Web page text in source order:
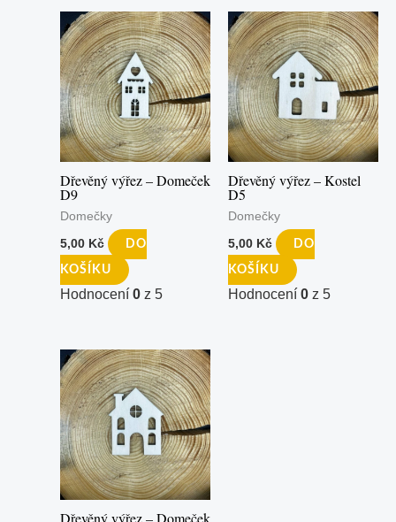
Dřevěný výřez – Domeček
D9
Domečky
5,00 Kč DO
KOŠÍKU
Hodnocení 0 z 5
Dřevěný výřez – Kostel
D5
Domečky
5,00 Kč DO
KOŠÍKU
Hodnocení 0 z 5
Dřevěný výřez – Domeček